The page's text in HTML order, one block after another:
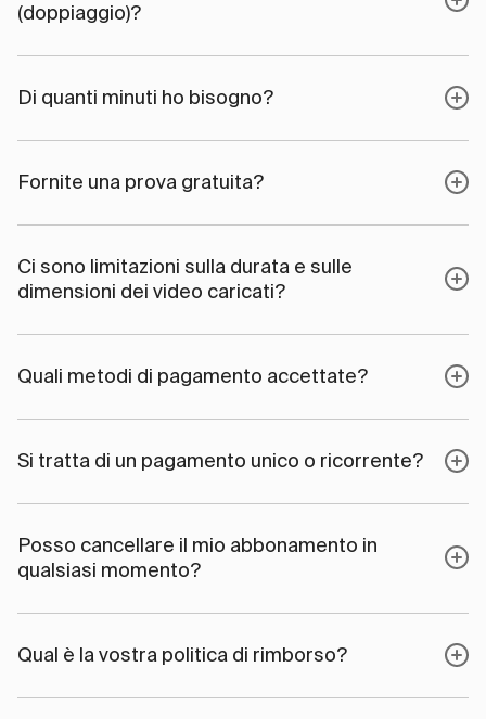
(doppiaggio)?
Di quanti minuti ho bisogno?
Fornite una prova gratuita?
Ci sono limitazioni sulla durata e sulle
dimensioni dei video caricati?
Quali metodi di pagamento accettate?
Si tratta di un pagamento unico o ricorrente?
Posso cancellare il mio abbonamento in
qualsiasi momento?
Qual è la vostra politica di rimborso?